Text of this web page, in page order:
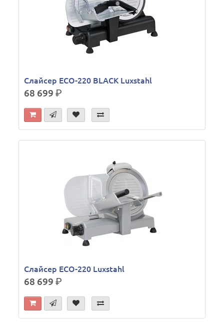
Слайсер ECO-220 BLACK Luxstahl
68 699р.
Слайсер ECO-220 Luxstahl
68 699р.